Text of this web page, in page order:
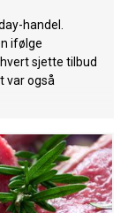
handel.
ifølge
sjette tilbud
var også